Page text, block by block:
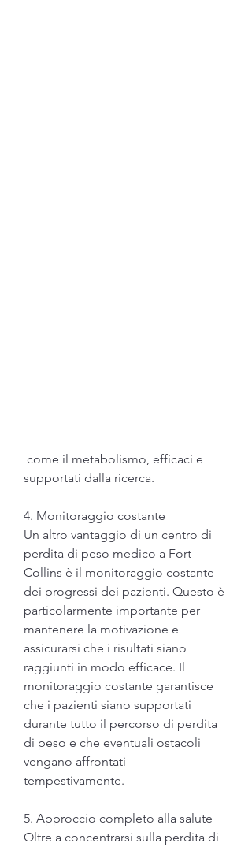
supportati dalla ricerca.
4. Monitoraggio costante
Un altro vantaggio di un centro di
perdita di peso medico a Fort
Collins è il monitoraggio costante
dei progressi dei pazienti. Questo è
particolarmente importante per
mantenere la motivazione e
assicurarsi che i risultati siano
raggiunti in modo efficace. Il
monitoraggio costante garantisce
che i pazienti siano supportati
durante tutto il percorso di perdita
di peso e che eventuali ostacoli
vengano affrontati
tempestivamente.
5. Approccio completo alla salute
Oltre a concentrarsi sulla perdita di